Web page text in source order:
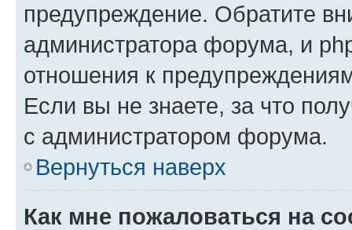
предупреждение. Обратите
администратора форума, и
отношения к
Если вы не знаете, за что
с администратором форума.
Вернуться наверх
Как мне пожаловаться на